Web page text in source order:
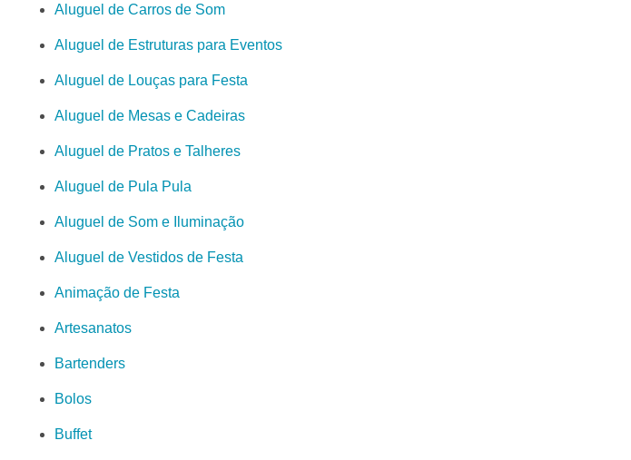
Aluguel de Carros de Som
Aluguel de Estruturas para Eventos
Aluguel de Louças para Festa
Aluguel de Mesas e Cadeiras
Aluguel de Pratos e Talheres
Aluguel de Pula Pula
Aluguel de Som e Iluminação
Aluguel de Vestidos de Festa
Animação de Festa
Artesanatos
Bartenders
Bolos
Buffet